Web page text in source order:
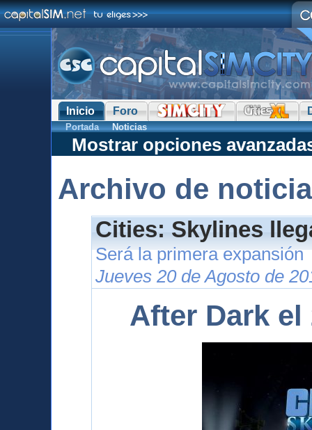
Inicio Foro
Portada Noticias
Mostrar opciones
Archivo de
Cities: Skylines
Será la primera expansión
Jueves 20 de Agosto de
After Dark el